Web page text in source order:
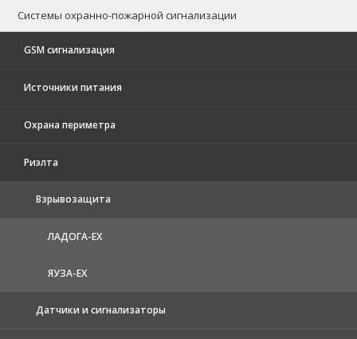
Системы охранно-пожарной сигнализации
GSM сигнализация
Источники питания
Охрана периметра
Риэлта
Взрывозащита
ЛАДОГА-EX
ЯУЗА-ЕХ
Датчики и сигнализаторы